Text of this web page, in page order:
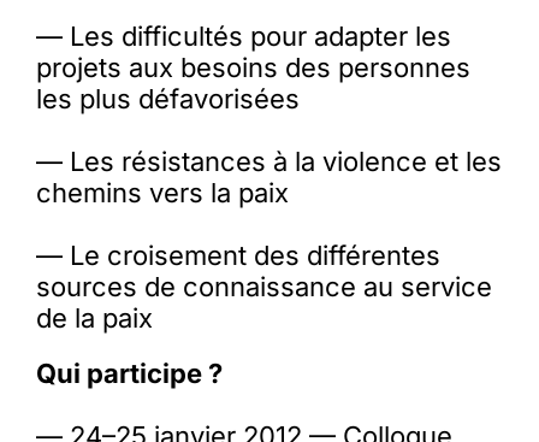
— Les difficultés pour adapter les
projets aux besoins des personnes
les plus défavorisées
— Les résistances à la violence et les
chemins vers la paix
— Le croisement des différentes
sources de connaissance au service
de la paix
Qui participe ?